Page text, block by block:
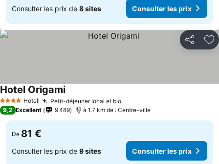
Consulter les prix de 8 sites Consulter les prix
Partager
4 Étoiles Hotel Petit-déjeuner local et bio
Hotel Origami
9,2 Excellent 9 489 à 1.7 km de : Centre-ville
De 81 €
Consulter les prix de 9 sites Consulter les prix